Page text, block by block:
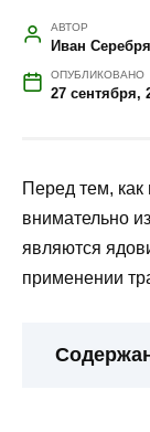
АВТОР
Иван
ОПУБЛИКОВАНО
27 сентября,
Перед тем,
внимательно
являются
применении